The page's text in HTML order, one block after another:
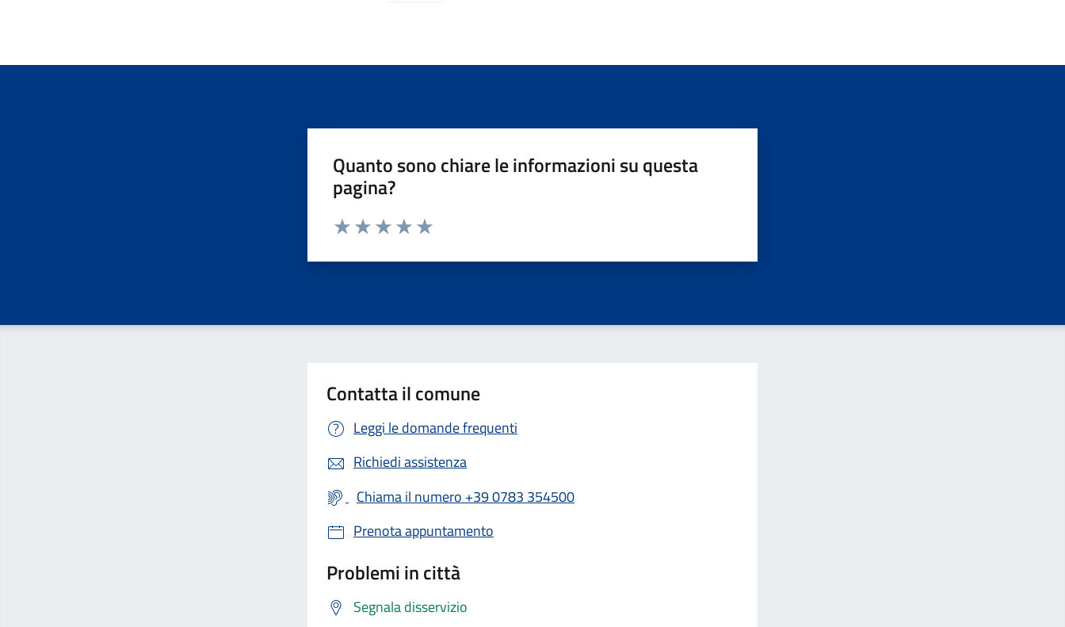
Quanto sono chiare le informazioni su questa
pagina?
Valuta da 1 a 5 stelle la pagina
Contatta il comune
Leggi le domande frequenti
Richiedi assistenza
Chiama il numero +39 0783 354500
Prenota appuntamento
Problemi in città
Segnala disservizio